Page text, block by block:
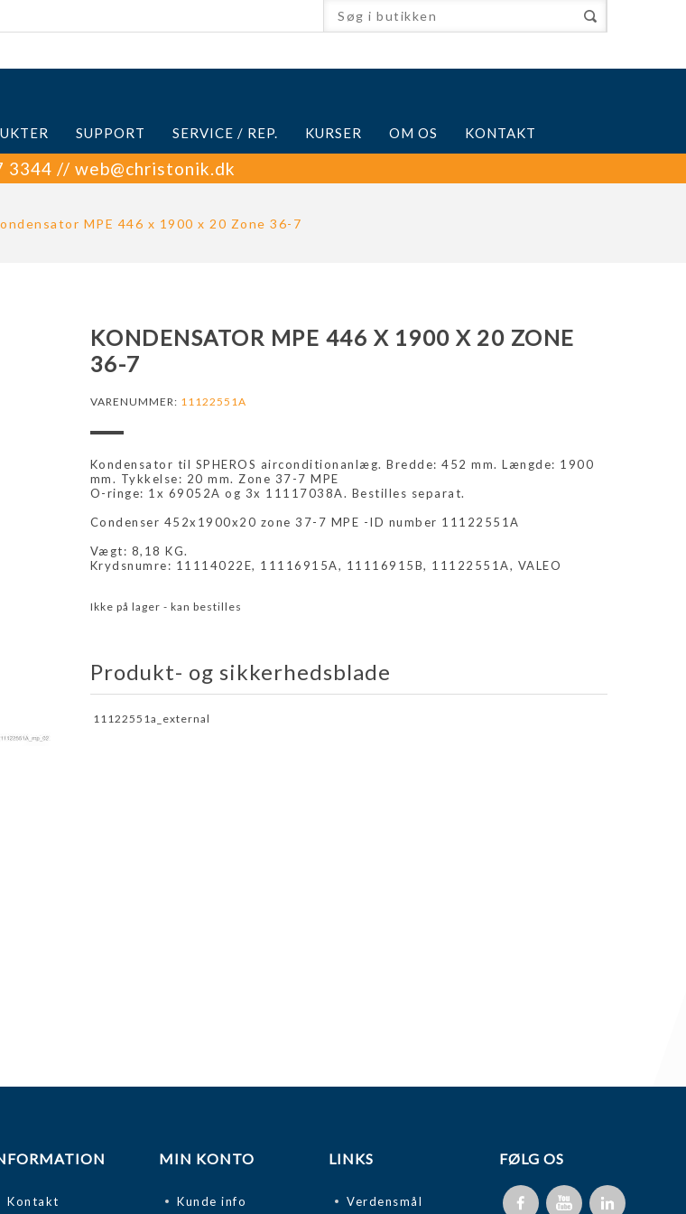
SUPPORT SERVICE / REP. KURSER OM OS KONTAKT
3344 // web@christonik.dk
MPE 446 x 1900 x 20 Zone 36-7
KONDENSATOR MPE 446 X 1900 X 20 ZONE
36-7
VARENUMMER: 11122551A
Kondensator til SPHEROS airconditionanlæg. Bredde: 452 mm. Længde: 1900
mm. Tykkelse: 20 mm. Zone 37-7 MPE
O-ringe: 1x 69052A og 3x 11117038A. Bestilles separat.
Condenser 452x1900x20 zone 37-7 MPE -ID number 11122551A
Vægt: 8,18 KG.
Krydsnumre: 11114022E, 11116915A, 11116915B, 11122551A, VALEO
Ikke på lager - kan bestilles
Produkt- og sikkerhedsblade
11122551a_external
Kontakt
MIN KONTO
Kunde info
LINKS
Verdensmål
FØLG OS